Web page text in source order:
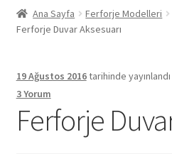
Ferforje Modelleri
Uygulamalar
Ana Sayfa Ferforje Modelleri
Ferforje Duvar Aksesuarı
19 Ağustos 2016tarihinde yayınlandı
3 Yorum
Ferforje